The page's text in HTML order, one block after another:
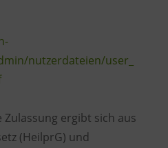
nutzerdateien/user_
ergibt sich aus
(HeilprG) und